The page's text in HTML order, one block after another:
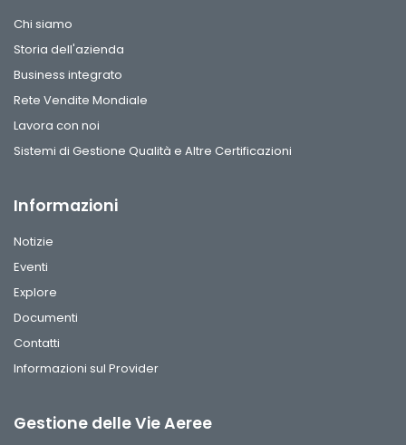
Chi siamo
Storia dell'azienda
Business integrato
Rete Vendite Mondiale
Lavora con noi
Sistemi di Gestione Qualità e Altre Certificazioni
Informazioni
Notizie
Eventi
Explore
Documenti
Contatti
Informazioni sul Provider
Gestione delle Vie Aeree